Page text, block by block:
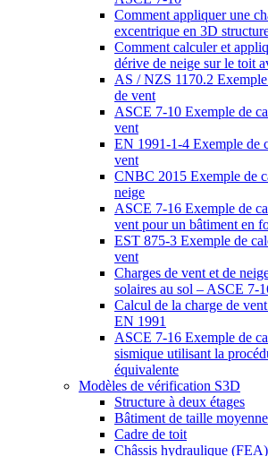
Comment appliquer une
excentrique en 3D
Comment calculer et
dérive de neige sur le toit
AS / NZS 1170.2
de vent
ASCE 7-10 Exemple de
vent
EN 1991-1-4 Exemple de
vent
CNBC 2015 Exemple de
neige
ASCE 7-16 Exemple de
vent pour un bâtiment en
EST 875-3 Exemple de
vent
Charges de vent et de
solaires au sol – ASCE 7-
Calcul de la charge de
EN 1991
ASCE 7-16 Exemple de
sismique utilisant la
équivalente
Modèles de vérification S3D
Structure à deux étages
Bâtiment de taille moyenne
Cadre de toit
Châssis hydraulique (FEA)